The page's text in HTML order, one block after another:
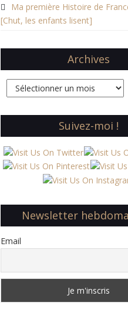
Ma première Histoire de
[Chut, les enfants lisent]
Archives
Archives
Suivez-moi !
Newsletter
Email